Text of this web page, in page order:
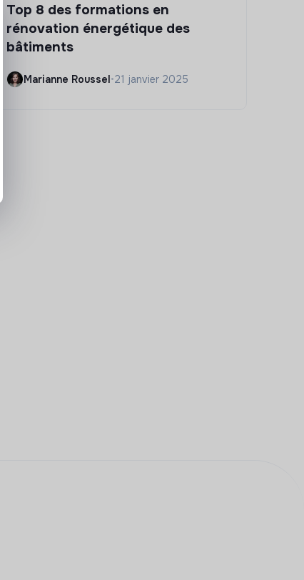
Top 8 des formations en
rénovation énergétique des
bâtiments
Marianne Roussel•21 janvier 2025